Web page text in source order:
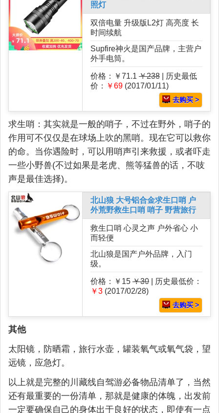
照灯
双倍电量 升级版L2灯 高亮度 长
时间续航
Supfire神火是国产品牌，主营户
外手电筒。
价格：￥71.1 ￥238 | 历史最低
价：
￥69 (2017/01/11)
去购买 >
求生哨：其实就是一般的哨子，不过在野外，哨子的
作用可不仅仅是在球场上吹的黑哨。现在它可以救你
的命。当你遇险时，可以用哨声引来救援，或者吓走
一些小野兽(不过如果是老虎、熊等猛兽的话，不吱
声是最佳选择)。
北山狼 大号铝合金求生口哨 户
外荒野救生口哨 哨子 野营旅行
救生口哨 心灵之声 户外省心 小
而轻便
北山狼是国产户外品牌，入门
级。
价格：￥15 ￥30 | 历史最低价：
￥3 (2017/02/28)
去购买 >
其他
太阳镜，防晒霜，旅行水壶，罐装氧气或氧气袋，望
远镜，应急灯。
以上就是完整的川藏线自驾游必备物品清单了，当然
还有最重要的一份清单，那就是健康的体魄，出发前
一定要确保自己的身体出于良好的状态，即使有一点